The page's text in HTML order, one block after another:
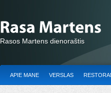
Rasos Martens dienoraštis
APIE MANE VERSLAS